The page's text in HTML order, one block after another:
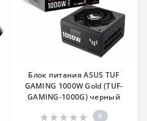
Блок питания ASUS TUF
GAMING 1000W Gold (TUF-
GAMING-1000G) черный
0